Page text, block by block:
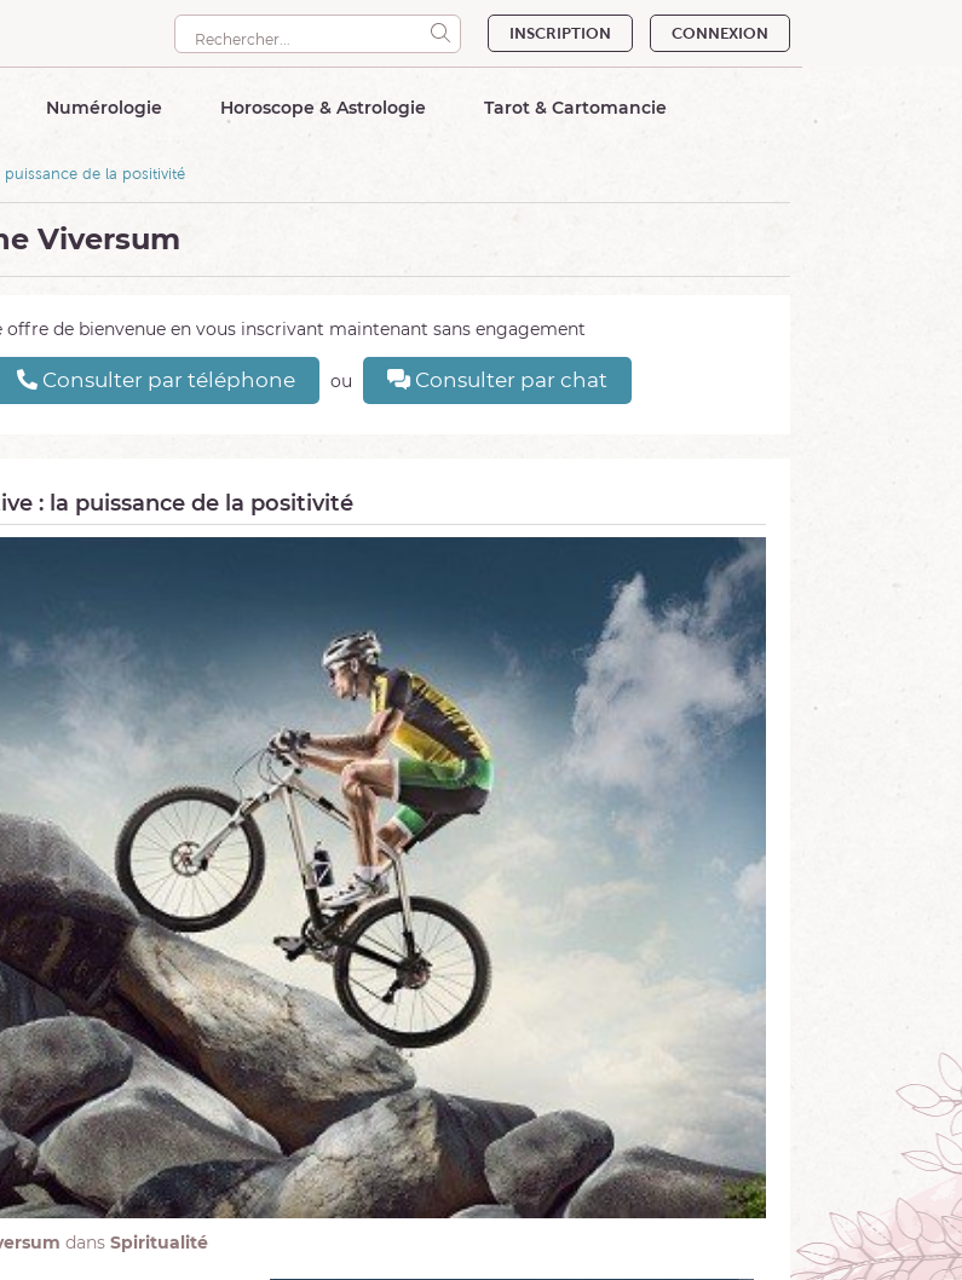
INSCRIPTION CONNEXION
Numérologie Horoscope & Astrologie Tarot & Cartomancie
puissance de la positivité
Viversum
de bienvenue en vous inscrivant maintenant sans engagement
Consulter par téléphone ou Consulter par chat
: la puissance de la positivité
dans Spiritualité